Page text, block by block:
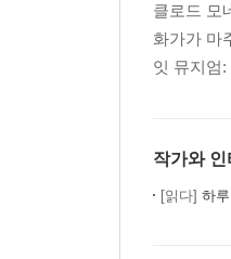
클로드 모
화가가 마
잇 뮤지엄
작가와 인
[읽다] 하